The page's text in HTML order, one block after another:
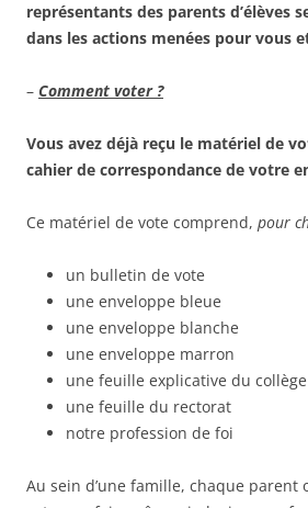
représentants des parents d’élèves
dans les actions menées pour vous
– Comment voter ?
Vous avez déjà reçu le matériel de
cahier de correspondance de votre
Ce matériel de vote comprend, pour
un bulletin de vote
une enveloppe bleue
une enveloppe blanche
une enveloppe marron
une feuille explicative du collège
une feuille du rectorat
notre profession de foi
Au sein d’une famille, chaque parent